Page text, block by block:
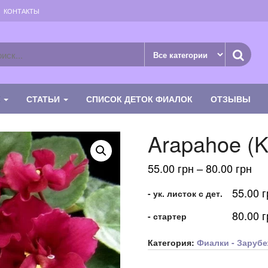
КОНТАКТЫ
СТАТЬИ СПИСОК ДЕТОК ФИАЛОК ОТЗЫВЫ
Arapahoe
55.00 грн –80.00 грн
–
- ук. листок с дет. 55.00
- стартер
80.00
Категория: Фиалки -